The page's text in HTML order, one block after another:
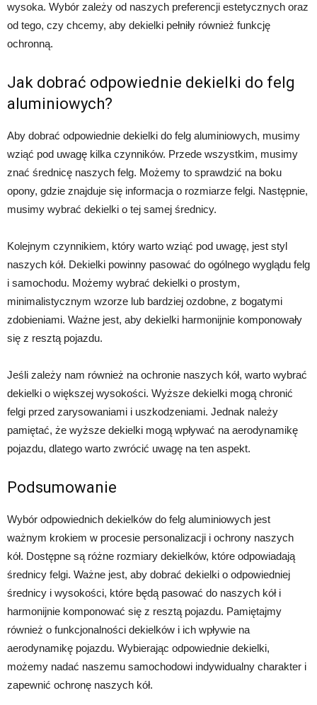
wysoka. Wybór zależy od naszych preferencji estetycznych oraz
od tego, czy chcemy, aby dekielki pełniły również funkcję
ochronną.
Jak dobrać odpowiednie dekielki do felg
aluminiowych?
Aby dobrać odpowiednie dekielki do felg aluminiowych, musimy
wziąć pod uwagę kilka czynników. Przede wszystkim, musimy
znać średnicę naszych felg. Możemy to sprawdzić na boku
opony, gdzie znajduje się informacja o rozmiarze felgi. Następnie,
musimy wybrać dekielki o tej samej średnicy.
Kolejnym czynnikiem, który warto wziąć pod uwagę, jest styl
naszych kół. Dekielki powinny pasować do ogólnego wyglądu felg
i samochodu. Możemy wybrać dekielki o prostym,
minimalistycznym wzorze lub bardziej ozdobne, z bogatymi
zdobieniami. Ważne jest, aby dekielki harmonijnie komponowały
się z resztą pojazdu.
Jeśli zależy nam również na ochronie naszych kół, warto wybrać
dekielki o większej wysokości. Wyższe dekielki mogą chronić
felgi przed zarysowaniami i uszkodzeniami. Jednak należy
pamiętać, że wyższe dekielki mogą wpływać na aerodynamikę
pojazdu, dlatego warto zwrócić uwagę na ten aspekt.
Podsumowanie
Wybór odpowiednich dekielków do felg aluminiowych jest
ważnym krokiem w procesie personalizacji i ochrony naszych
kół. Dostępne są różne rozmiary dekielków, które odpowiadają
średnicy felgi. Ważne jest, aby dobrać dekielki o odpowiedniej
średnicy i wysokości, które będą pasować do naszych kół i
harmonijnie komponować się z resztą pojazdu. Pamiętajmy
również o funkcjonalności dekielków i ich wpływie na
aerodynamikę pojazdu. Wybierając odpowiednie dekielki,
możemy nadać naszemu samochodowi indywidualny charakter i
zapewnić ochronę naszych kół.